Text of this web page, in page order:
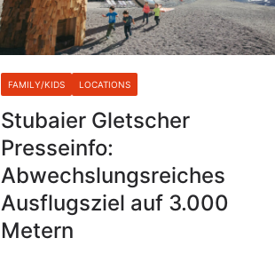
FAMILY/KIDS LOCATIONS
Stubaier Gletscher
Presseinfo:
Abwechslungsreiches
Ausflugsziel auf 3.000
Metern